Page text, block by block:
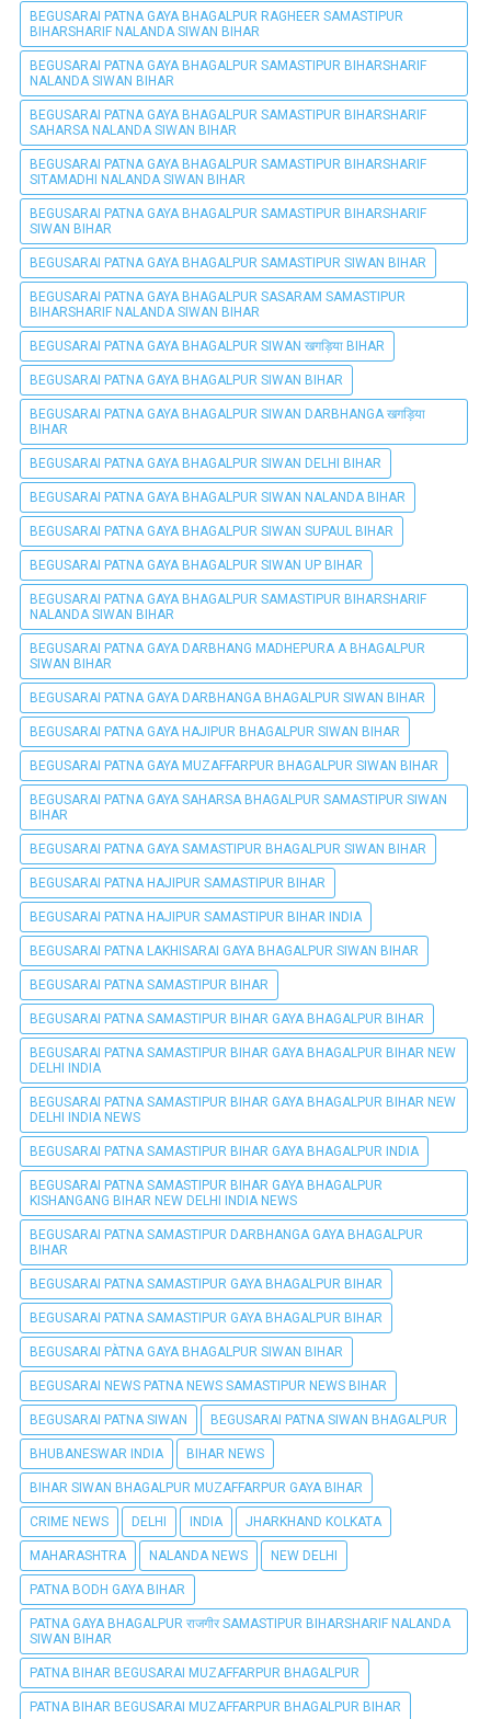
BEGUSARAI PATNA GAYA BHAGALPUR RAGHEER SAMASTIPUR
BIHARSHARIF NALANDA SIWAN BIHAR
BEGUSARAI PATNA GAYA BHAGALPUR SAMASTIPUR BIHARSHARIF
NALANDA SIWAN BIHAR
BEGUSARAI PATNA GAYA BHAGALPUR SAMASTIPUR BIHARSHARIF
SAHARSA NALANDA SIWAN BIHAR
BEGUSARAI PATNA GAYA BHAGALPUR SAMASTIPUR BIHARSHARIF
SITAMADHI NALANDA SIWAN BIHAR
BEGUSARAI PATNA GAYA BHAGALPUR SAMASTIPUR BIHARSHARIF
SIWAN BIHAR
BEGUSARAI PATNA GAYA BHAGALPUR SAMASTIPUR SIWAN BIHAR
BEGUSARAI PATNA GAYA BHAGALPUR SASARAM SAMASTIPUR
BIHARSHARIF NALANDA SIWAN BIHAR
BEGUSARAI PATNA GAYA BHAGALPUR SIWAN खगड़िया BIHAR
BEGUSARAI PATNA GAYA BHAGALPUR SIWAN BIHAR
BEGUSARAI PATNA GAYA BHAGALPUR SIWAN DARBHANGA खगड़िया
BIHAR
BEGUSARAI PATNA GAYA BHAGALPUR SIWAN DELHI BIHAR
BEGUSARAI PATNA GAYA BHAGALPUR SIWAN NALANDA BIHAR
BEGUSARAI PATNA GAYA BHAGALPUR SIWAN SUPAUL BIHAR
BEGUSARAI PATNA GAYA BHAGALPUR SIWAN UP BIHAR
BEGUSARAI PATNA GAYA BHAGALPUR SAMASTIPUR BIHARSHARIF
NALANDA SIWAN BIHAR
BEGUSARAI PATNA GAYA DARBHANG MADHEPURA A BHAGALPUR
SIWAN BIHAR
BEGUSARAI PATNA GAYA DARBHANGA BHAGALPUR SIWAN BIHAR
BEGUSARAI PATNA GAYA HAJIPUR BHAGALPUR SIWAN BIHAR
BEGUSARAI PATNA GAYA MUZAFFARPUR BHAGALPUR SIWAN BIHAR
BEGUSARAI PATNA GAYA SAHARSA BHAGALPUR SAMASTIPUR SIWAN
BIHAR
BEGUSARAI PATNA GAYA SAMASTIPUR BHAGALPUR SIWAN BIHAR
BEGUSARAI PATNA HAJIPUR SAMASTIPUR BIHAR
BEGUSARAI PATNA HAJIPUR SAMASTIPUR BIHAR INDIA
BEGUSARAI PATNA LAKHISARAI GAYA BHAGALPUR SIWAN BIHAR
BEGUSARAI PATNA SAMASTIPUR BIHAR
BEGUSARAI PATNA SAMASTIPUR BIHAR GAYA BHAGALPUR BIHAR
BEGUSARAI PATNA SAMASTIPUR BIHAR GAYA BHAGALPUR BIHAR NEW
DELHI INDIA
BEGUSARAI PATNA SAMASTIPUR BIHAR GAYA BHAGALPUR BIHAR NEW
DELHI INDIA NEWS
BEGUSARAI PATNA SAMASTIPUR BIHAR GAYA BHAGALPUR INDIA
BEGUSARAI PATNA SAMASTIPUR BIHAR GAYA BHAGALPUR
KISHANGANG BIHAR NEW DELHI INDIA NEWS
BEGUSARAI PATNA SAMASTIPUR DARBHANGA GAYA BHAGALPUR
BIHAR
BEGUSARAI PATNA SAMASTIPUR GAYA BHAGALPUR BIHAR
BEGUSARAI PATNA SAMASTIPUR GAYA BHAGALPUR BIHAR
BEGUSARAI PÀTNA GAYA BHAGALPUR SIWAN BIHAR
BEGUSARAI NEWS PATNA NEWS SAMASTIPUR NEWS BIHAR
BEGUSARAI PATNA SIWAN BEGUSARAI PATNA SIWAN BHAGALPUR
BHUBANESWAR INDIA BIHAR NEWS
BIHAR SIWAN BHAGALPUR MUZAFFARPUR GAYA BIHAR
CRIME NEWS DELHI INDIA JHARKHAND KOLKATA
MAHARASHTRA NALANDA NEWS NEW DELHI
PATNA BODH GAYA BIHAR
PATNA GAYA BHAGALPUR राजगीर SAMASTIPUR BIHARSHARIF NALANDA
SIWAN BIHAR
PATNA BIHAR BEGUSARAI MUZAFFARPUR BHAGALPUR
PATNA BIHAR BEGUSARAI MUZAFFARPUR BHAGALPUR BIHAR